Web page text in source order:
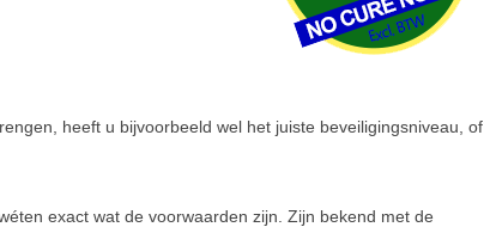
heeft u bijvoorbeeld wel het juiste beveiligingsniveau, of
exact wat de voorwaarden zijn. Zijn bekend met de